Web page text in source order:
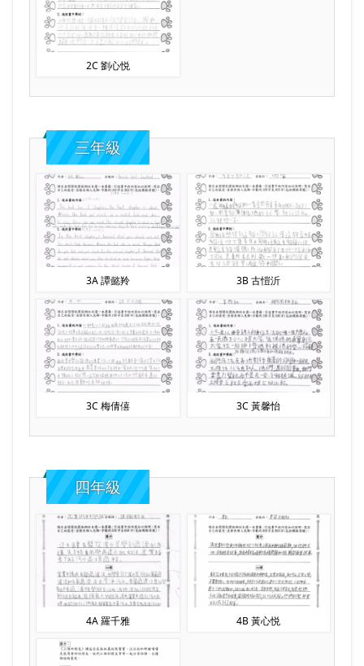
2C 劉心悦
三年級
3A 譚懿羚 3B 古愷沂
3C 梅倩僖 3C 黃馨怡
四年級
4A 羅千雅 4B 黃心悦